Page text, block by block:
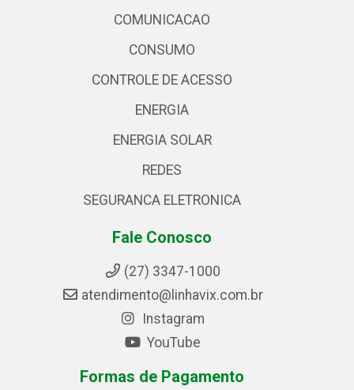
COMUNICACAO
CONSUMO
CONTROLE DE ACESSO
ENERGIA
ENERGIA SOLAR
REDES
SEGURANCA ELETRONICA
Fale Conosco
(27) 3347-1000
atendimento@linhavix.com.br
Instagram
YouTube
Formas de Pagamento